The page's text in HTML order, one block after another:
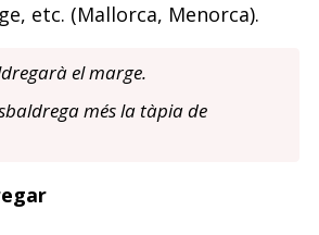
etc. (Mallorca, Menorca).
el marge.
més la tàpia de